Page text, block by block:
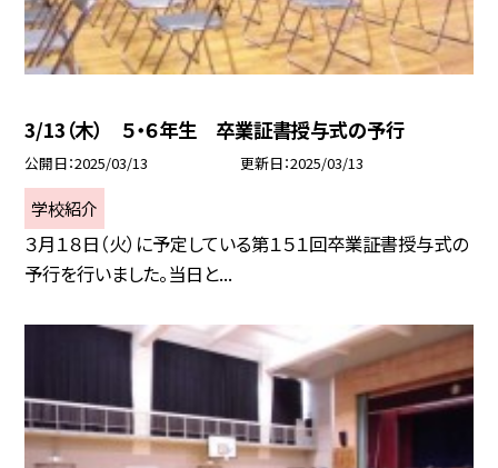
3/13（木） ５・６年生 卒業証書授与式の予行
公開日 2025/03/13 更新日 2025/03/13
学校紹介
３月１８日（火）に予定している第１５１回卒業証書授与式の
予行を行いました。当日と...